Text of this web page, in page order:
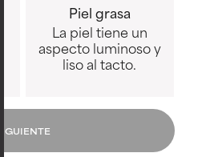
Piel grasa
La piel tiene un
aspecto luminoso y
liso al tacto.
SIGUIENTE